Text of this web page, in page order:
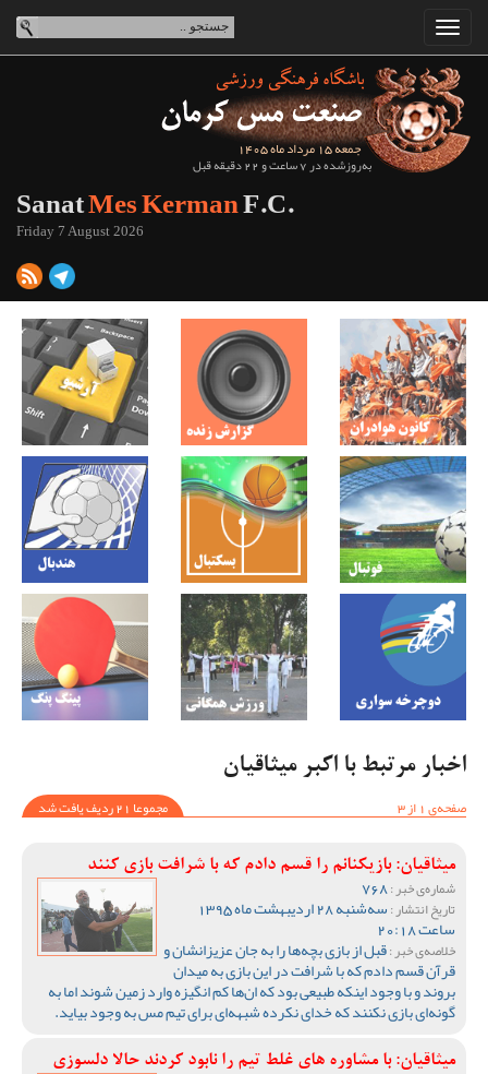
جمعه 15 مرداد ماه 1405
به‌روزشده در 7 ساعت و 22 دقیقه قبل
SanatMes KermanF.C.
Friday 7 August 2026
اخبار مرتبط با اکبر میثاقیان
صفحه‌ی 1 از 3
مجموعا 21 ردیف یافت شد
میثاقیان: بازیکنانم را قسم دادم که با شرافت بازی کنند
شماره‌ی خبر :
تاریخ انتشار : سه‌شنبه 28 اردیبهشت ماه 1395
ساعت 20:18
خلاصه‌ی خبر :قبل از بازی بچه‌ها را به جان عزیزانشان و
قرآن قسم دادم که با شرافت در این بازی به میدان
بروند و با وجود اینکه طبیعی بود که ان‌ها کم انگیزه وارد زمین شوند اما به
گونه‌ای بازی نکنند که خدای نکرده شبهه‌ای برای تیم مس به وجود بیاید.
میثاقیان: با مشاوره های غلط تیم را نابود کردند حالا دلسوزی